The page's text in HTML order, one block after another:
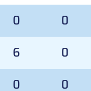
PIM PPG
0 0
6 0
0 0